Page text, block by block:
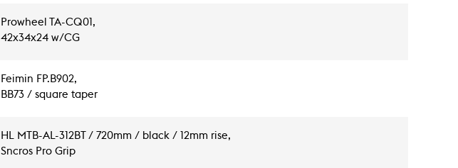
Prowheel TA-CQ01,
42x34x24 w/CG
Feimin FP.B902,
BB73 / square taper
HL MTB-AL-312BT / 720mm / black / 12mm rise,
Sncros Pro Grip